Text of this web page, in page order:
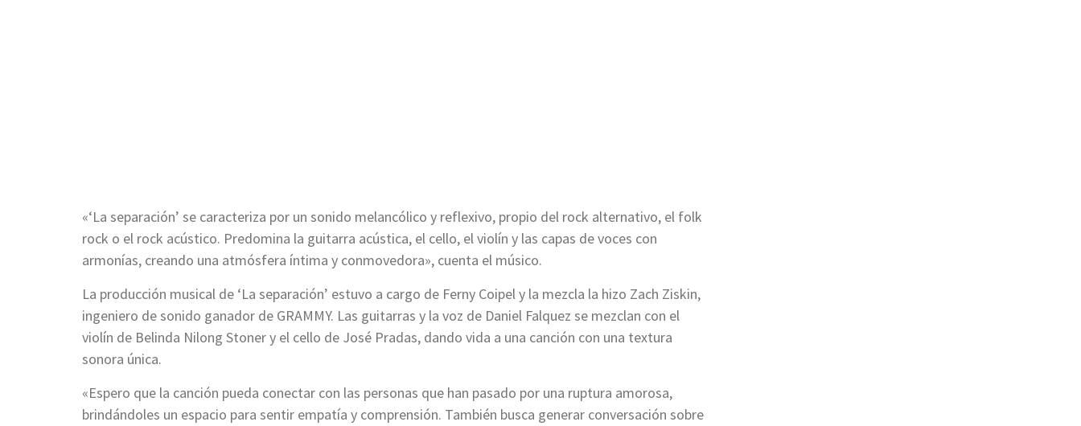
«‘La separación’ se caracteriza por un sonido melancólico y reflexivo, propio del rock alternativo, el folk
rock o el rock acústico. Predomina la guitarra acústica, el cello, el violín y las capas de voces con
armonías, creando una atmósfera íntima y conmovedora», cuenta el músico.
La producción musical de ‘La separación’ estuvo a cargo de Ferny Coipel y la mezcla la hizo Zach Ziskin,
ingeniero de sonido ganador de GRAMMY. Las guitarras y la voz de Daniel Falquez se mezclan con el
violín de Belinda Nilong Stoner y el cello de José Pradas, dando vida a una canción con una textura
sonora única.
«Espero que la canción pueda conectar con las personas que han pasado por una ruptura amorosa,
brindándoles un espacio para sentir empatía y comprensión. También busca generar conversación sobre